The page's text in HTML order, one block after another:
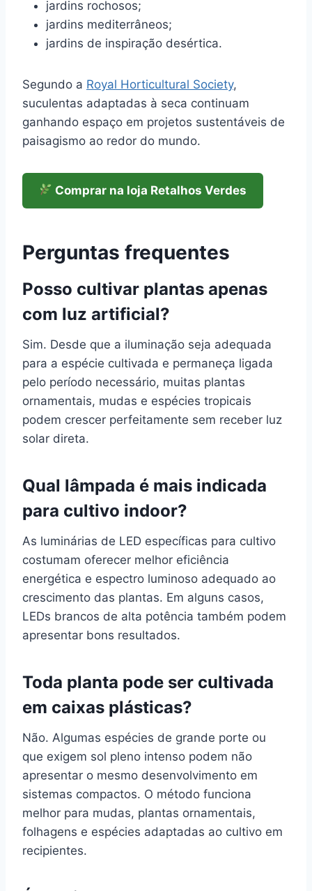
jardins rochosos;
jardins mediterrâneos;
jardins de inspiração desértica.
Segundo a Royal Horticultural Society,
suculentas adaptadas à seca continuam
ganhando espaço em projetos sustentáveis de
paisagismo ao redor do mundo.
Comprar na loja Retalhos Verdes
Perguntas frequentes
Posso cultivar plantas apenas
com luz artificial?
Sim. Desde que a iluminação seja adequada
para a espécie cultivada e permaneça ligada
pelo período necessário, muitas plantas
ornamentais, mudas e espécies tropicais
podem crescer perfeitamente sem receber luz
solar direta.
Qual lâmpada é mais indicada
para cultivo indoor?
As luminárias de LED específicas para cultivo
costumam oferecer melhor eficiência
energética e espectro luminoso adequado ao
crescimento das plantas. Em alguns casos,
LEDs brancos de alta potência também podem
apresentar bons resultados.
Toda planta pode ser cultivada
em caixas plásticas?
Não. Algumas espécies de grande porte ou
que exigem sol pleno intenso podem não
apresentar o mesmo desenvolvimento em
sistemas compactos. O método funciona
melhor para mudas, plantas ornamentais,
folhagens e espécies adaptadas ao cultivo em
recipientes.